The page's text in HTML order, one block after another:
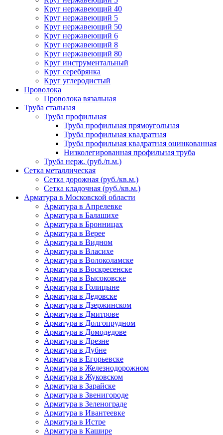
Круг нержавеющий 40
Круг нержавеющий 5
Круг нержавеющий 50
Круг нержавеющий 6
Круг нержавеющий 8
Круг нержавеющий 80
Круг инструментальный
Круг серебрянка
Круг углеродистый
Проволока
Проволока вязальная
Труба стальная
Труба профильная
Труба профильная прямоугольная
Труба профильная квадратная
Труба профильная квадратная оцинкованная
Низколегированная профильная труба
Труба нерж. (руб./п.м.)
Сетка металлическая
Сетка дорожная (руб./кв.м.)
Сетка кладочная (руб./кв.м.)
Арматура в Московской области
Арматура в Апрелевке
Арматура в Балашихе
Арматура в Бронницах
Арматура в Верее
Арматура в Видном
Арматура в Власихе
Арматура в Волоколамске
Арматура в Воскресенске
Арматура в Высоковске
Арматура в Голицыне
Арматура в Дедовске
Арматура в Дзержинском
Арматура в Дмитрове
Арматура в Долгопрудном
Арматура в Домодедове
Арматура в Дрезне
Арматура в Дубне
Арматура в Егорьевске
Арматура в Железнодорожном
Арматура в Жуковском
Арматура в Зарайске
Арматура в Звенигороде
Арматура в Зеленограде
Арматура в Ивантеевке
Арматура в Истре
Арматура в Кашире